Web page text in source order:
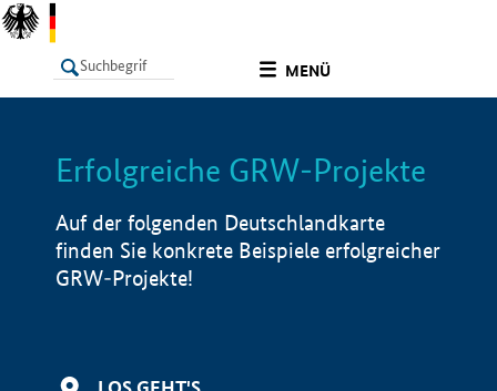
MENÜ
LISTE Info
Erfolgreiche GRW-Projekte
Auf der folgenden Deutschlandkarte
finden Sie konkrete Beispiele erfolgreicher
GRW-Projekte!